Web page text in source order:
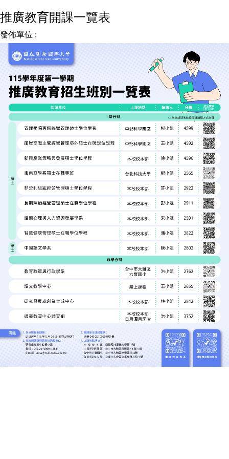
推廣教育開課一覽表
發佈單位 :